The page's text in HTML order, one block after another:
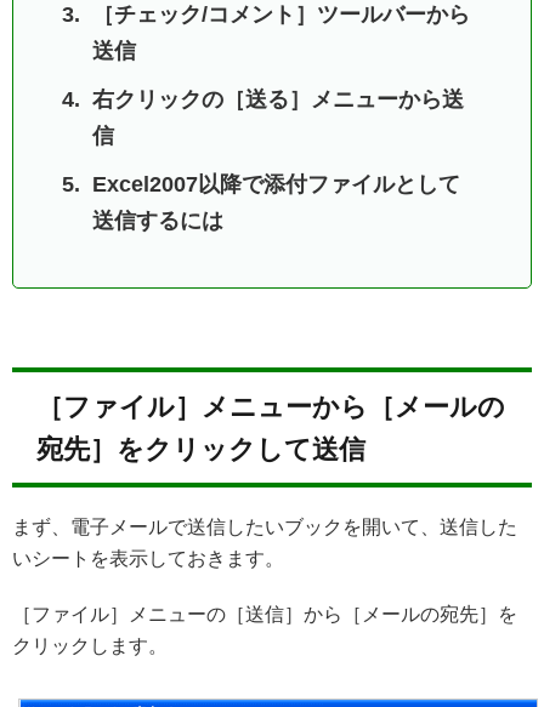
［チェック/コメント］ツールバーから
送信
右クリックの［送る］メニューから送
信
Excel2007以降で添付ファイルとして
送信するには
［ファイル］メニューから［メールの
宛先］をクリックして送信
まず、電子メールで送信したいブックを開いて、送信した
いシートを表示しておきます。
［ファイル］メニューの［送信］から［メールの宛先］を
クリックします。